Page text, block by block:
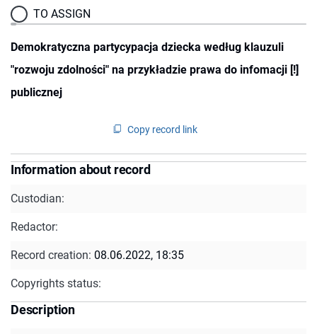
TO ASSIGN
Demokratyczna partycypacja dziecka według klauzuli
"rozwoju zdolności" na przykładzie prawa do infomacji [!]
publicznej
Copy record link
Information about record
Custodian:
Redactor:
Record creation: 08.06.2022, 18:35
Copyrights status:
Description